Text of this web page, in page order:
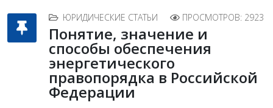
ЮРИДИЧЕСКИЕ СТАТЬИ ПРОСМОТРОВ: 2923
Понятие, значение и
способы обеспечения
энергетического
правопорядка в Российской
Федерации